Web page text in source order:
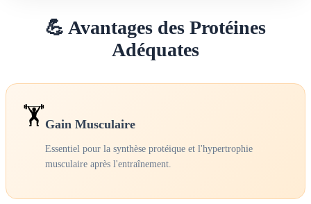
💪 Avantages des Protéines
Adéquates
🏋️Gain Musculaire
Essentiel pour la synthèse protéique et l'hypertrophie
musculaire après l'entraînement.